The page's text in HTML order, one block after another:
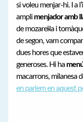
si voleu menjar-hi. I a
ampli menjador amb
de mozarel·la i
de segon, vam
dues hores que
generoses. Hi ha
macarrons, milanesa
en parlem en aquest